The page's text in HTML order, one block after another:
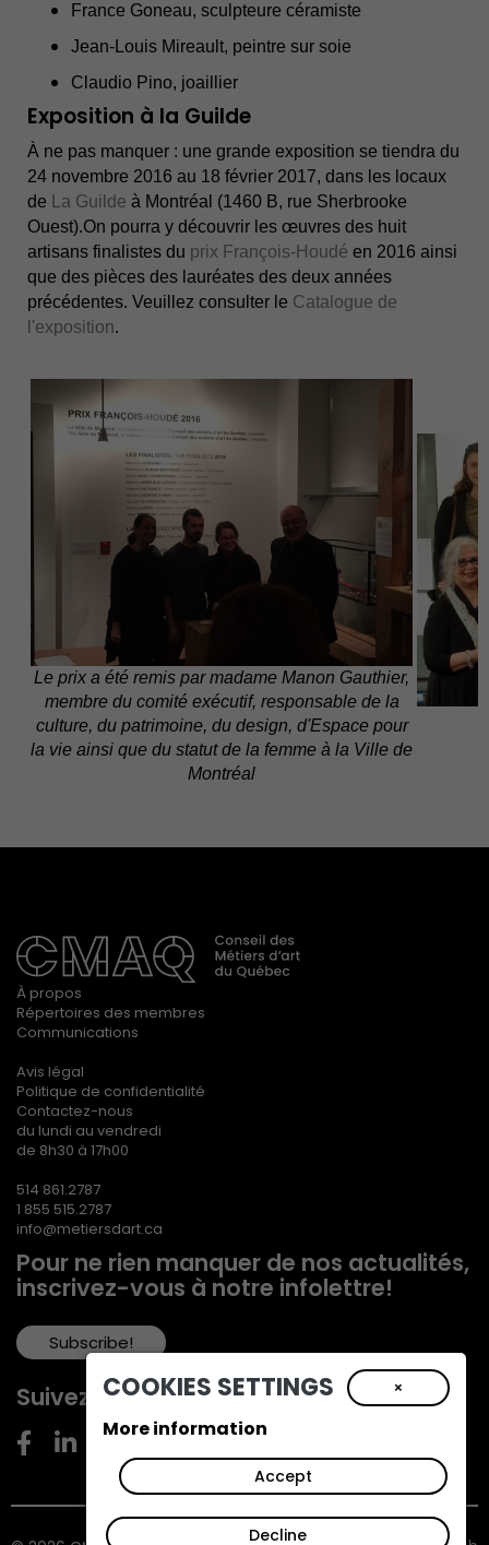
France Goneau, sculpteure céramiste
Jean-Louis Mireault, peintre sur soie
Claudio Pino, joaillier
Exposition à la Guilde
À ne pas manquer : une grande exposition se tiendra du
24 novembre 2016 au 18 février 2017, dans les locaux
de
La Guilde à Montréal (1460 B, rue Sherbrooke
Ouest).On pourra y découvrir les œuvres des huit
artisans finalistes du prix François-Houdé en 2016 ainsi
que des pièces des lauréates des deux années
précédentes. Veuillez consulter le Catalogue de
l'exposition.
Le prix a été remis par madame Manon Gauthier,
membre du comité exécutif, responsable de la
culture, du patrimoine, du design, d'Espace pour
la vie ainsi que du statut de la femme à la Ville de
Montréal
À propos
Répertoires des membres
Communications
Avis légal
Politique de confidentialité
Contactez-nous
du lundi au vendredi
de 8h30 à 17h00
514 861.2787
1 855 515.2787
info@metiersdart.ca
Pour ne rien manquer de nos actualités,
inscrivez-vous à notre infolettre!
Subscribe!
Suivez-nous! ×
COOKIES SETTINGS
More information
Accept
Decline